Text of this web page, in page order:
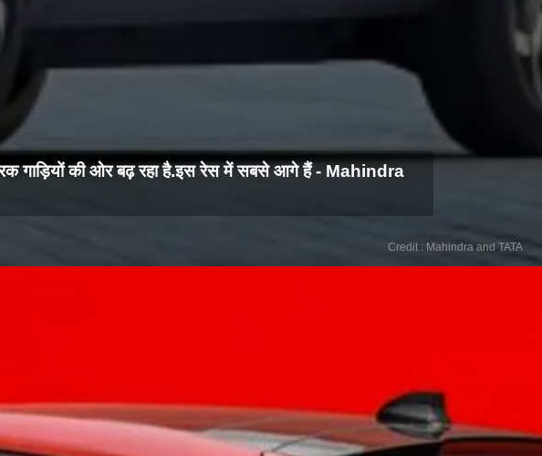
गाड़ियों की ओर बढ़ रहा है. इस रेस में सबसे आगे हैं - Mahindra
Credit : Mahindra and TATA